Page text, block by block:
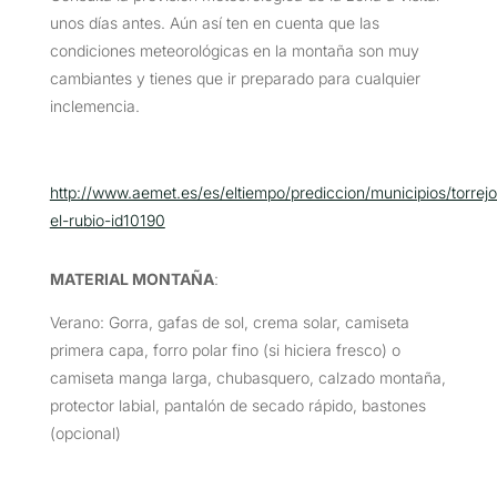
unos días antes. Aún así ten en cuenta que las
condiciones meteorológicas en la montaña son muy
cambiantes y tienes que ir preparado para cualquier
inclemencia.
http://www.aemet.es/es/eltiempo/prediccion/municipios/
el-rubio-id10190
MATERIAL MONTAÑA:
Verano: Gorra, gafas de sol, crema solar, camiseta
primera capa, forro polar fino (si hiciera fresco) o
camiseta manga larga, chubasquero, calzado montaña,
protector labial, pantalón de secado rápido, bastones
(opcional)